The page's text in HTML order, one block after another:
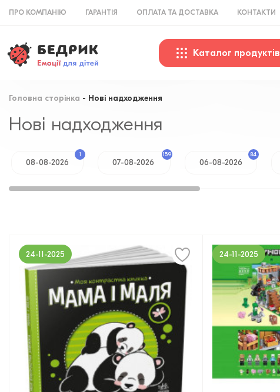
ПРО КОМПАНІЮ ГАРАНТІЯ ОПЛАТА ТА ДОСТАВКА КОНТАКТИ
Каталог продуктів
Головна сторінка Нові надходження
Нові надходження
08-08-2026
1
07-08-2026
159
06-08-2026
84
24-11-2025 24-11-2025